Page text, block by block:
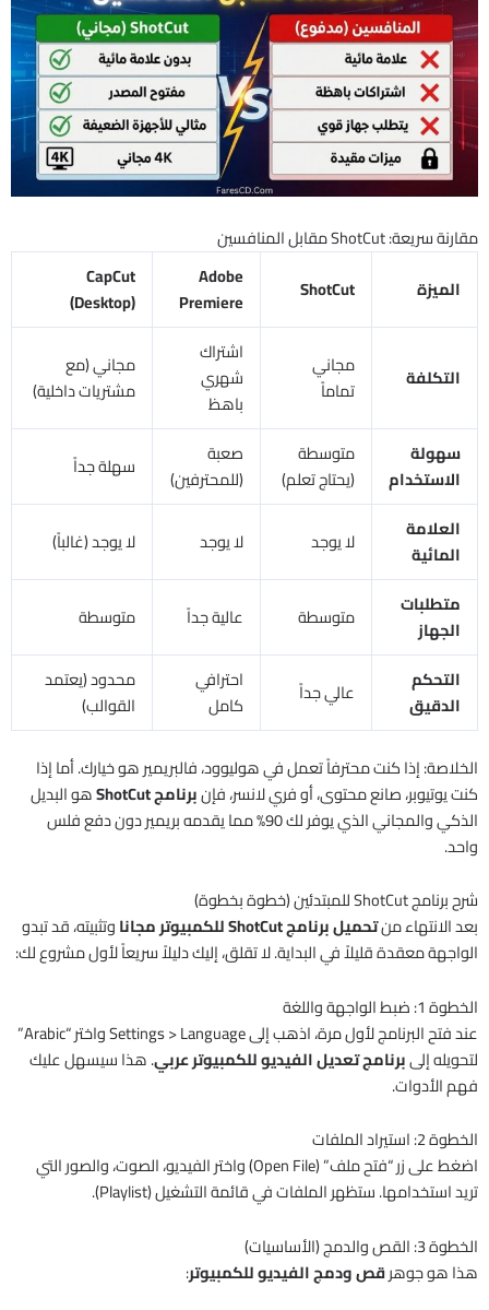
مقارنة سريعة: ShotCut مقابل المنافسين
الميزة
ShotCut
Adobe
Premiere
CapCut
(Desktop)
التكلفة
مجاني
تماماً
اشتراك
شهري
باهظ
مجاني (مع
مشتريات داخلية)
سهولة
الاستخدام
متوسطة
(يحتاج تعلم)
صعبة
(للمحترفين)
سهلة جداً
العلامة
المائية
لا يوجد لا يوجد لا يوجد (غالباً)
متطلبات
الجهاز
متوسطة عالية جداً متوسطة
التحكم
الدقيق
عالي جداً
احترافي
كامل
محدود (يعتمد
القوالب)
الخلاصة: إذا كنت محترفاً تعمل في هوليوود، فالبريمير هو خيارك. أما إذا
كنت يوتيوبر، صانع محتوى، أو فري لانسر، فإنبرنامج ShotCut
هو البديل
الذكي والمجاني الذي يوفر لك 90% مما يقدمه بريمير دون دفع فلس
واحد.
شرح برنامج ShotCut للمبتدئين (خطوة بخطوة)
بعد الانتهاء منتحميل برنامج ShotCut للكمبيوتر مجانا
وتثبيته، قد تبدو
الواجهة معقدة قليلاً في البداية. لا تقلق، إليك دليلاً سريعاً لأول مشروع لك:
الخطوة 1: ضبط الواجهة واللغة
عند فتح البرنامج لأول مرة، اذهب إلى Settings > Language واختر “Arabic”
لتحويله إلىبرنامج تعديل الفيديو للكمبيوتر عربي. هذا سيسهل عليك
فهم الأدوات.
الخطوة 2: استيراد الملفات
اضغط على زر “فتح ملف” (Open File) واختر الفيديو، الصوت، والصور التي
تريد استخدامها. ستظهر الملفات في قائمة التشغيل (Playlist).
الخطوة 3: القص والدمج (الأساسيات)
هذا هو جوهرقص ودمج الفيديو للكمبيوتر: